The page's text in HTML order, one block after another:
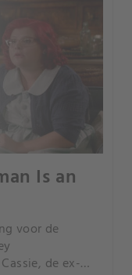
Is an
voor de
de ex-